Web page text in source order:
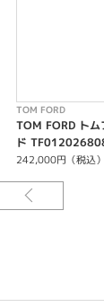
インターチェンジ
WARRANTY
2年間国際保証
TOM FORD
TOM FORD トム
ド
242,000円（税込）